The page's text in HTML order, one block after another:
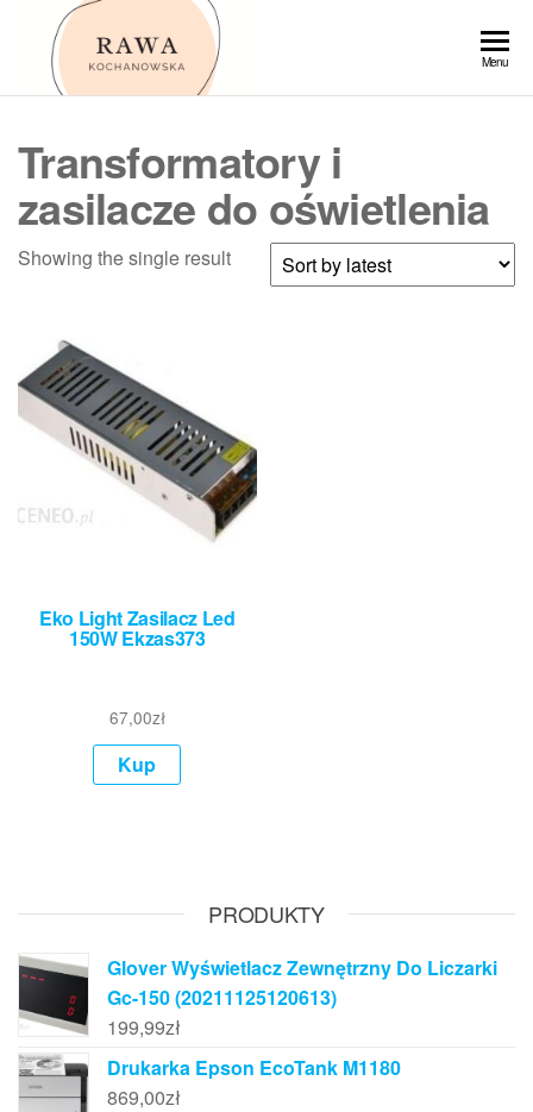
Przejdź
Menu
Transformatory i
zasilacze do oświetlenia
Showing the single result
Eko Light Zasilacz Led
150W Ekzas373
67,00zł
Kup
PRODUKTY
Glover Wyświetlacz Zewnętrzny Do Liczarki
Gc-150 (20211125120613)
199,99zł
Drukarka Epson EcoTank M1180
869,00zł